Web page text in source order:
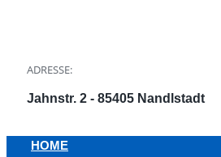
ADRESSE:
Jahnstr. 2 - 85405 Nandlstadt
HOME